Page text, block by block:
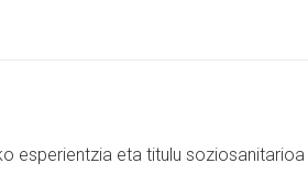
esperientzia eta titulu soziosanitarioa